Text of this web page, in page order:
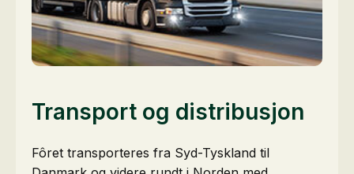
Transport og distribusjon
Fôret transporteres fra Syd-Tyskland til